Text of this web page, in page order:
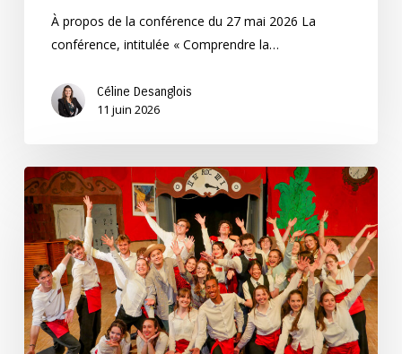
À propos de la conférence du 27 mai 2026 La
conférence, intitulée « Comprendre la…
Céline Desanglois
11 juin 2026
La
Fondation
soutient
la
Comédie
Musicale
des
élèves